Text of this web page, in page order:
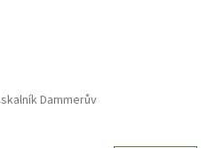
skalník Dammerův